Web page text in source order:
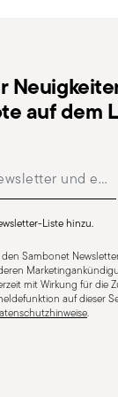
verwendet
Sachgemäße
auf
beim Gebrauch
Griff handelt,
an einem
auf dem
Liste hinzu.
Sambonet
mit Wirkung für die
auf dieser
.